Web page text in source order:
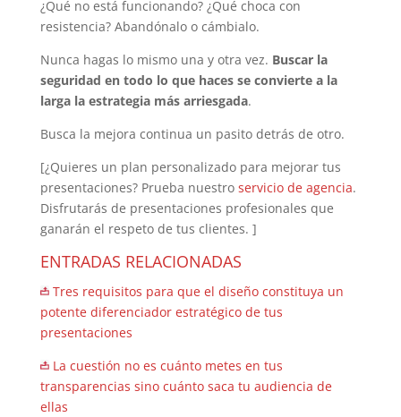
¿Qué no está funcionando? ¿Qué choca con
resistencia? Abandónalo o cámbialo.
Nunca hagas lo mismo una y otra vez. Buscar la
seguridad en todo lo que haces se convierte a la
larga la estrategia más arriesgada.
Busca la mejora continua un pasito detrás de otro.
[¿Quieres un plan personalizado para mejorar tus
presentaciones? Prueba nuestro servicio de agencia.
Disfrutarás de presentaciones profesionales que
ganarán el respeto de tus clientes. ]
ENTRADAS RELACIONADAS
Tres requisitos para que el diseño constituya un
potente diferenciador estratégico de tus
presentaciones
La cuestión no es cuánto metes en tus
transparencias sino cuánto saca tu audiencia de
ellas